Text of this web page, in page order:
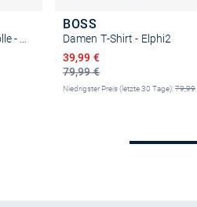
BOSS
Damen T-Shirt - Elphi2
79,99 €
Ermäßigter Preis
39,99 €
Niedrigster Preis (letzte 30 Tage):79,99